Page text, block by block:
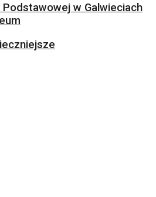
Podstawowej w Galwieciach